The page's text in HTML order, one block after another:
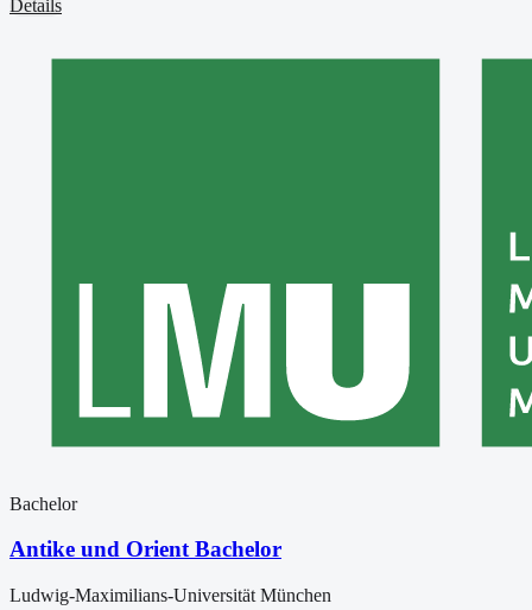
Details
Bachelor
Antike und Orient Bachelor
Ludwig-Maximilians-Universität München